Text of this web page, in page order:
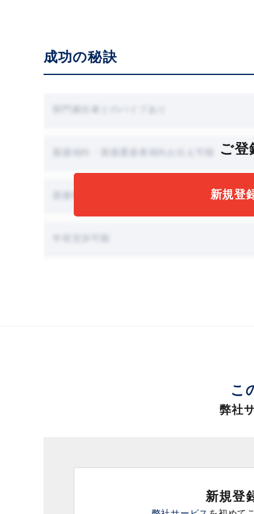
成功の秘訣
ご登
新規登
こ
弊社
新規登